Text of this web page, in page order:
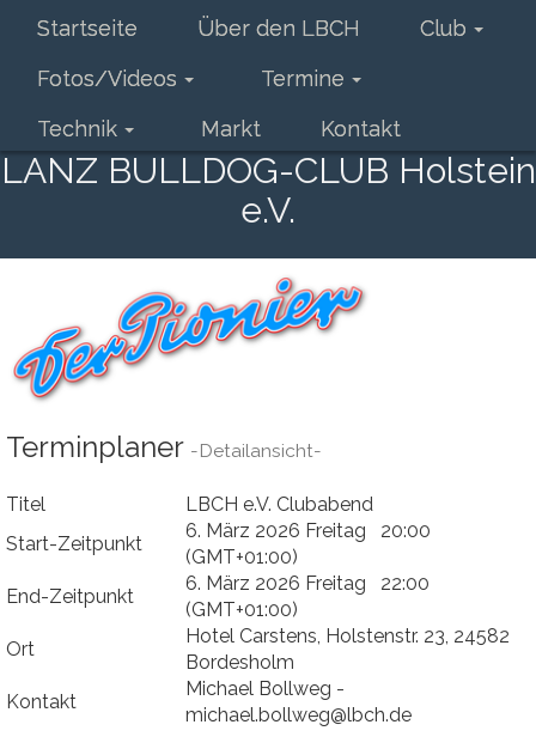
Startseite Über den LBCH
Club
Fotos/Videos
Termine
Technik
Markt Kontakt
LANZ BULLDOG-CLUB Holstein
e.V.
Terminplaner -Detailansicht-
Titel
LBCH e.V. Clubabend
Start-Zeitpunkt
6. März 2026 Freitag 20:00
(GMT+01:00)
End-Zeitpunkt
6. März 2026 Freitag 22:00
(GMT+01:00)
Ort
Hotel Carstens, Holstenstr. 23, 24582
Bordesholm
Kontakt
Michael Bollweg -
michael.bollweg@lbch.de